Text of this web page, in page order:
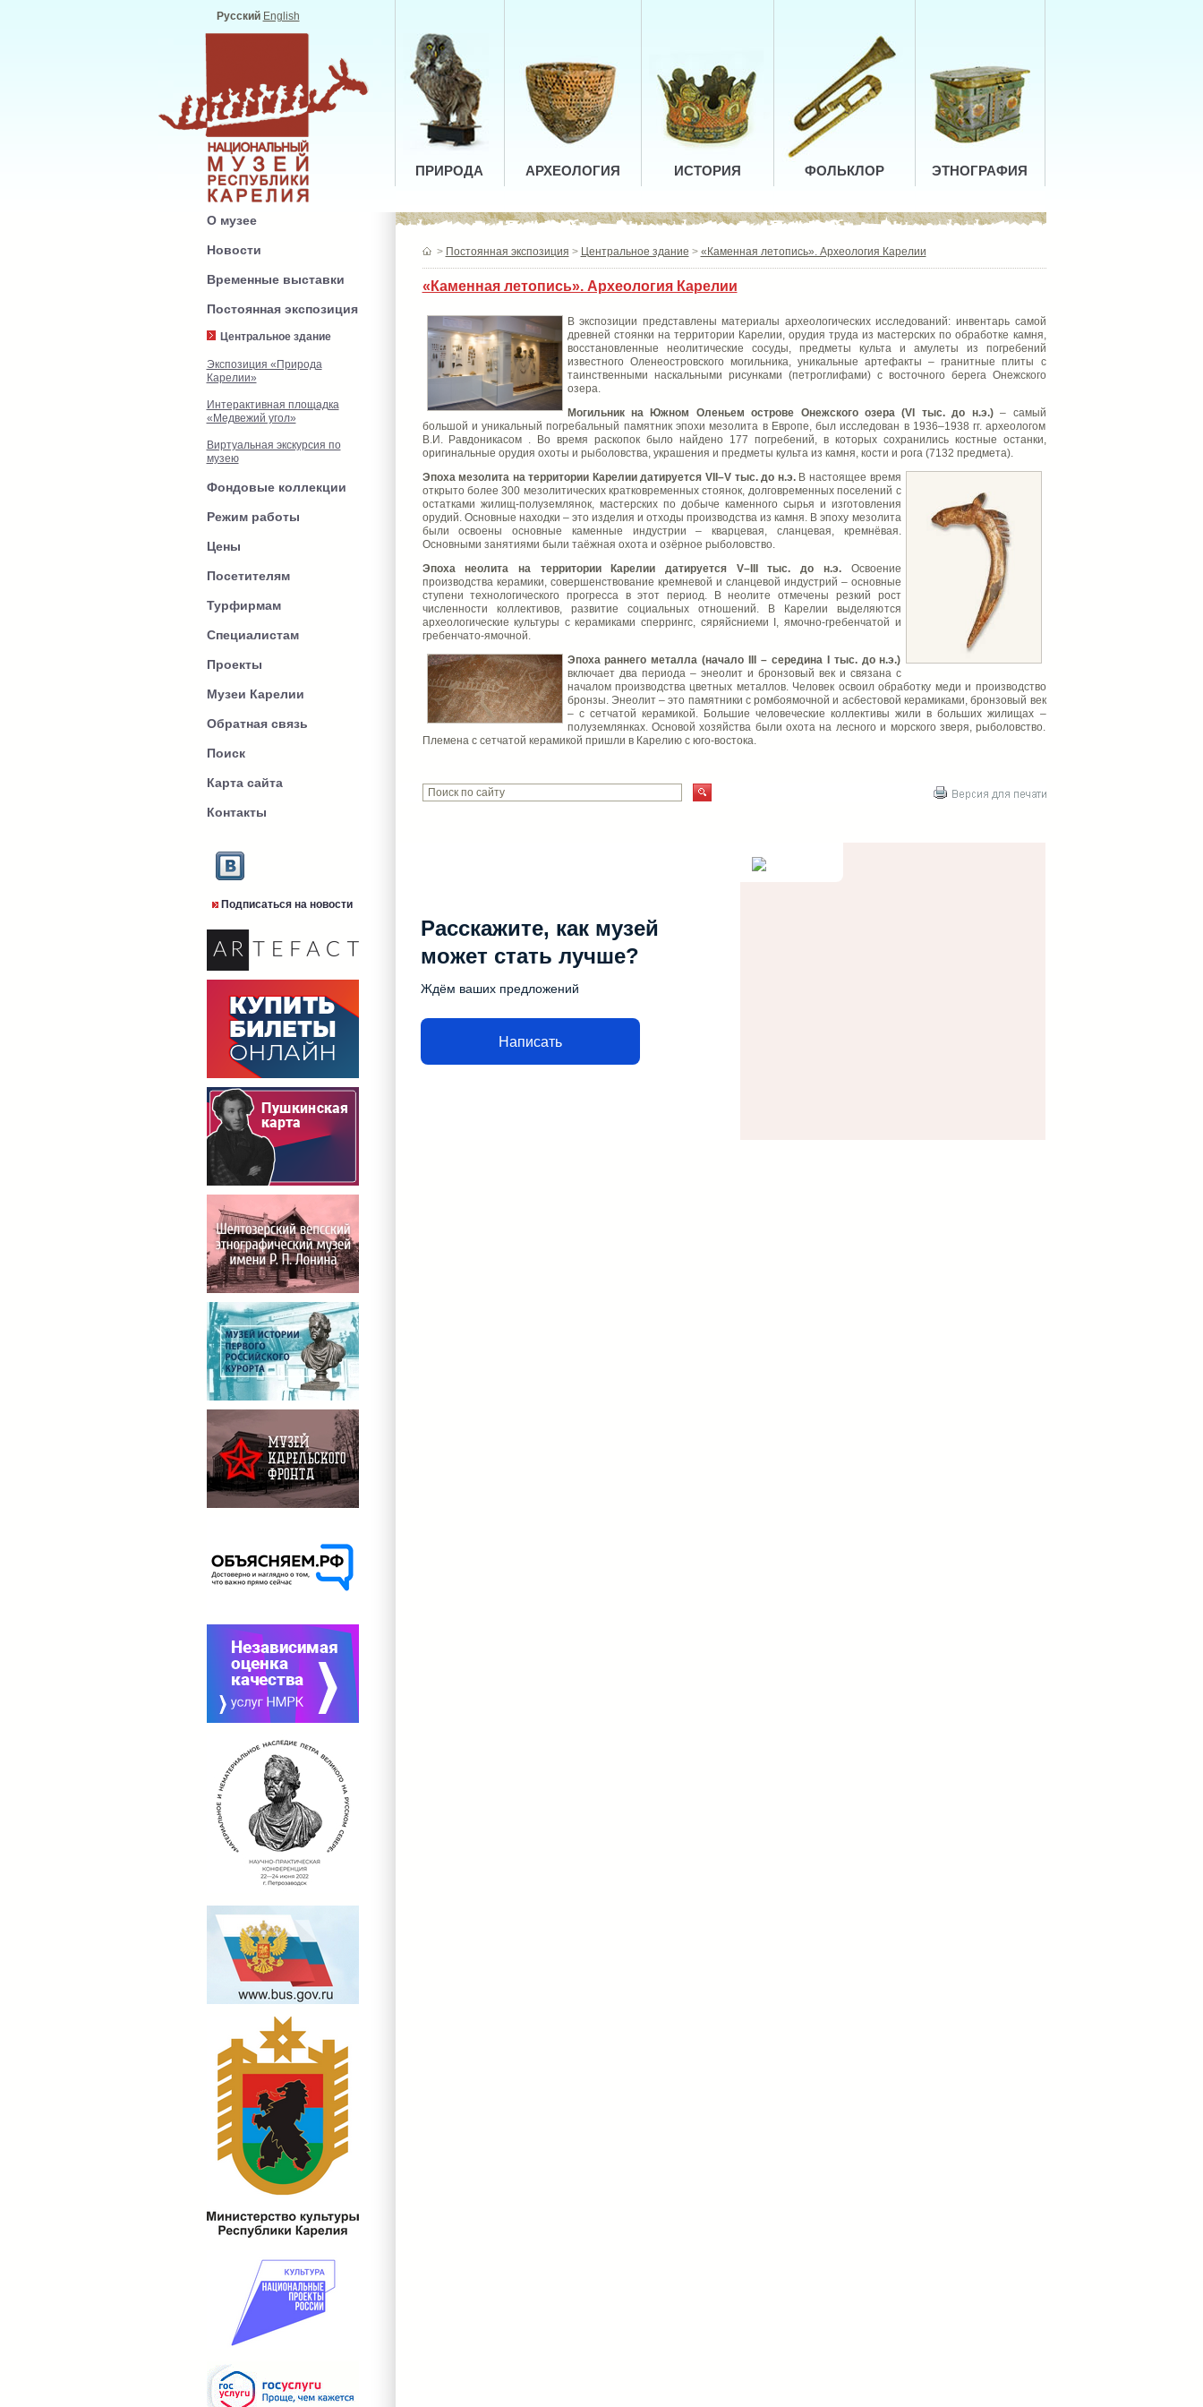
Русский English
ПРИРОДА АРХЕОЛОГИЯ ИСТОРИЯ ФОЛЬКЛОР ЭТНОГРАФИЯ
О музее
Новости
Временные выставки
Постоянная экспозиция
Центральное здание
Экспозиция «Природа
Карелии»
Интерактивная площадка
«Медвежий угол»
Виртуальная экскурсия по
музею
Фондовые коллекции
Режим работы
Цены
Посетителям
Турфирмам
Специалистам
Проекты
Музеи Карелии
Обратная связь
Поиск
Карта сайта
Контакты
Подписаться на новости
> Постоянная экспозиция > Центральное здание > «Каменная летопись». Археология Карелии
«Каменная летопись». Археология Карелии
В экспозиции представлены материалы археологических исследований: инвентарь самой
древней стоянки на территории Карелии, орудия труда из мастерских по обработке камня,
восстановленные неолитические сосуды, предметы культа и амулеты из погребений
известного Оленеостровского могильника, уникальные артефакты – гранитные плиты с
таинственными наскальными рисунками (петроглифами) с восточного берега Онежского
озера.
Могильник на Южном Оленьем острове Онежского озера (VI тыс. до н.э.)– самый
большой и уникальный погребальный памятник эпохи мезолита в Европе, был исследован в 1936–1938 гг. археологом
В.И. Равдоникасом . Во время раскопок было найдено 177 погребений, в которых сохранились костные останки,
оригинальные орудия охоты и рыболовства, украшения и предметы культа из камня, кости и рога (7132 предмета).
Эпоха мезолита на территории Карелии датируется VII–V тыс. до н.э. В настоящее время
открыто более 300 мезолитических кратковременных стоянок, долговременных поселений с
остатками жилищ-полуземлянок, мастерских по добыче каменного сырья и изготовления
орудий. Основные находки – это изделия и отходы производства из камня. В эпоху мезолита
были освоены основные каменные индустрии – кварцевая, сланцевая, кремнёвая.
Основными занятиями были таёжная охота и озёрное рыболовство.
Эпоха неолита на территории Карелии датируется V–III тыс. до н.э. Освоение
производства керамики, совершенствование кремневой и сланцевой индустрий – основные
ступени технологического прогресса в этот период. В неолите отмечены резкий рост
численности коллективов, развитие социальных отношений. В Карелии выделяются
археологические культуры с керамиками сперрингс, сяряйсниеми I, ямочно-гребенчатой и
гребенчато-ямочной.
Эпоха раннего металла (начало III – середина I тыс. до н.э.)
включает два периода – энеолит и бронзовый век и связана с
началом производства цветных металлов. Человек освоил обработку меди и производство
бронзы. Энеолит – это памятники с ромбоямочной и асбестовой керамиками, бронзовый век
– с сетчатой керамикой. Большие человеческие коллективы жили в больших жилищах –
полуземлянках. Основой хозяйства были охота на лесного и морского зверя, рыболовство.
Племена с сетчатой керамикой пришли в Карелию с юго-востока.
Расскажите, как музей
может стать лучше?
Ждём ваших предложений
Написать